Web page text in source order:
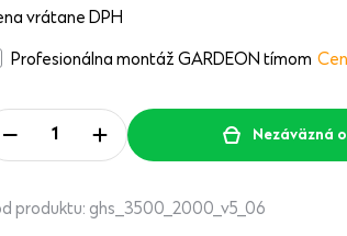
vrátane DPH
Profesionálna montáž GARDEON tímom
Nezáväzná
produktu: ghs_3500_2000_v5_06